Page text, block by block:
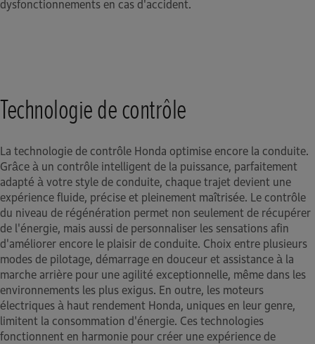
dysfonctionnements en cas d'accident.
Technologie de contrôle
La technologie de contrôle Honda optimise encore la conduite.
Grâce à un contrôle intelligent de la puissance, parfaitement
adapté à votre style de conduite, chaque trajet devient une
expérience fluide, précise et pleinement maîtrisée. Le contrôle
du niveau de régénération permet non seulement de récupérer
de l'énergie, mais aussi de personnaliser les sensations afin
d'améliorer encore le plaisir de conduite. Choix entre plusieurs
modes de pilotage, démarrage en douceur et assistance à la
marche arrière pour une agilité exceptionnelle, même dans les
environnements les plus exigus. En outre, les moteurs
électriques à haut rendement Honda, uniques en leur genre,
limitent la consommation d'énergie. Ces technologies
fonctionnent en harmonie pour créer une expérience de